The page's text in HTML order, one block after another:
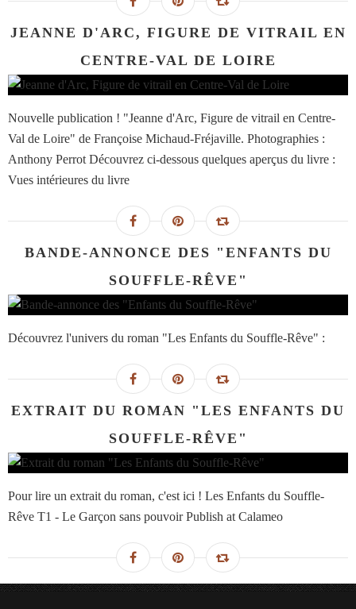
JEANNE D'ARC, FIGURE DE VITRAIL EN
CENTRE-VAL DE LOIRE
Nouvelle publication ! "Jeanne d'Arc, Figure de vitrail en Centre-
Val de Loire" de Françoise Michaud-Fréjaville. Photographies :
Anthony Perrot Découvrez ci-dessous quelques aperçus du livre :
Vues intérieures du livre
BANDE-ANNONCE DES "ENFANTS DU
SOUFFLE-RÊVE"
Découvrez l'univers du roman "Les Enfants du Souffle-Rêve" :
EXTRAIT DU ROMAN "LES ENFANTS DU
SOUFFLE-RÊVE"
Pour lire un extrait du roman, c'est ici ! Les Enfants du Souffle-
Rêve T1 - Le Garçon sans pouvoir Publish at Calameo